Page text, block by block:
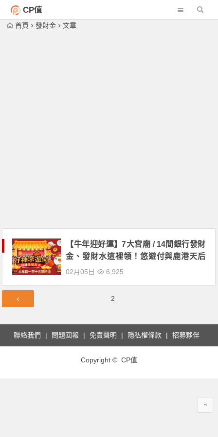
CP值
首頁 發財金 文章
【牛年迎好運】7大宮廟 / 14間銀行發財
金、發財水這裡領！悠遊付與鹿港天后
宮、慈祐宮、龍山寺、北港朝天宮共結
02月05日 6,925
章
2
聯絡我們 問題回報 免責聲明 隱私權條款 招募夥伴
Copyright © CP值